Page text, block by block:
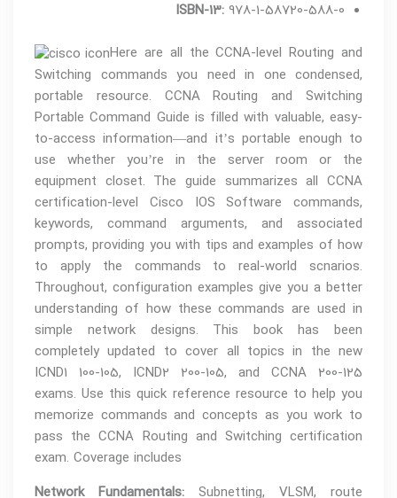
ISBN-13: 978-1-58720-588-0
Here are all the CCNA-level Routing and
Switching commands you need in one condensed,
portable resource. CCNA Routing and Switching
Portable Command Guide is filled with valuable, easy-
to-access information—and it’s portable enough to
use whether you’re in the server room or the
equipment closet. The guide summarizes all CCNA
certification-level Cisco IOS Software commands,
keywords, command arguments, and associated
prompts, providing you with tips and examples of how
to apply the commands to real-world scnarios.
Throughout, configuration examples give you a better
understanding of how these commands are used in
simple network designs. This book has been
completely updated to cover all topics in the new
ICND1 100-105, ICND2 200-105, and CCNA 200-125
exams. Use this quick reference resource to help you
memorize commands and concepts as you work to
pass the CCNA Routing and Switching certification
exam. Coverage includes
Network Fundamentals: Subnetting, VLSM, route